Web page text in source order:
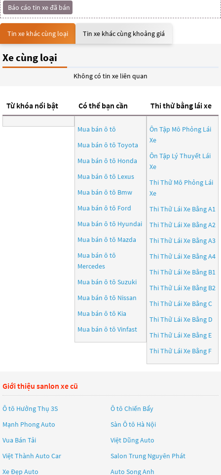
Báo cáo tin xe đã bán
Tin xe khác cùng loại Tin xe khác cùng khoảng giá
Xe cùng loại
Không có tin xe liên quan
Từ khóa nổi bật Có thể bạn cần
Mua bán ô tô
Mua bán ô tô Toyota
Mua bán ô tô Honda
Mua bán ô tô Lexus
Mua bán ô tô Bmw
Mua bán ô tô Ford
Mua bán ô tô Hyundai
Mua bán ô tô Mazda
Mua bán ô tô
Mercedes
Mua bán ô tô Suzuki
Mua bán ô tô Nissan
Mua bán ô tô Kia
Mua bán ô tô Vinfast
Thi thử bằng lái xe
Ôn Tập Mô Phỏng Lái
Xe
Ôn Tập Lý Thuyết Lái
Xe
Thi Thử Mô Phỏng Lái
Xe
Thi Thử Lái Xe Bằng A1
Thi Thử Lái Xe Bằng A2
Thi Thử Lái Xe Bằng A3
Thi Thử Lái Xe Bằng A4
Thi Thử Lái Xe Bằng B1
Thi Thử Lái Xe Bằng B2
Thi Thử Lái Xe Bằng C
Thi Thử Lái Xe Bằng D
Thi Thử Lái Xe Bằng E
Thi Thử Lái Xe Bằng F
Giới thiệu sanlon xe cũ
Ô tô Hưởng Thụ 3S
Ô tô Chiến Bẩy
Mạnh Phong Auto
Sàn Ô tô Hà Nội
Vua Bán Tải
Việt Dũng Auto
Việt Thành Auto Car
Salon Trung Nguyên Phát
Xe Đẹp Auto
Auto Song Anh